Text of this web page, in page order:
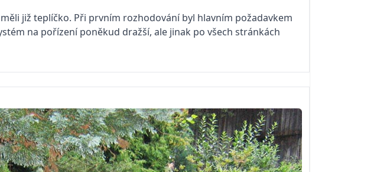
již teplíčko. Při prvním rozhodování byl hlavním požadavkem
na pořízení poněkud dražší, ale jinak po všech stránkách